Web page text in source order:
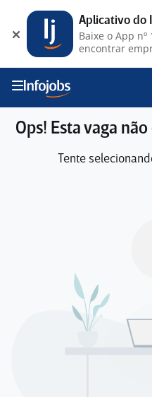
Ops! Esta vaga
Tente
Aplicativo do
Baixe o App
encontrar